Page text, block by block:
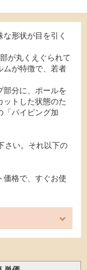
形状が目を引く
が丸くえぐられて
ムが特徴で、若者
部分に、ポールを
ットした状態のた
「パイピング加
さい。それ以下の
価格で、すぐお使